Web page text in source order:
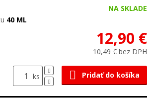
NA SKLADE
40 ML
12,90 €
10,49 € bez DPH
ks Pridať do košíka